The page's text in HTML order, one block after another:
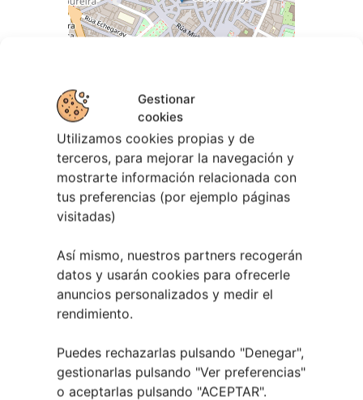
Gestionar
cookies
Utilizamos cookies propias y de
terceros, para mejorar la navegación y
mostrarte información relacionada con
tus preferencias (por ejemplo páginas
visitadas)
Así mismo, nuestros partners recogerán
datos y usarán cookies para ofrecerle
anuncios personalizados y medir el
rendimiento.
Puedes rechazarlas pulsando "Denegar",
gestionarlas pulsando "Ver preferencias"
o aceptarlas pulsando "ACEPTAR".
Leaflet| ©OpenStreetMapcontributors